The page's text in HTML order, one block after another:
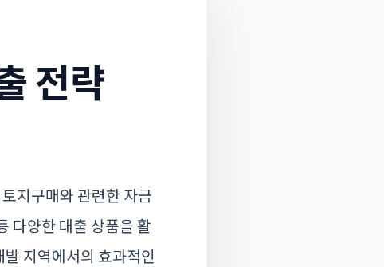
전략
지구매와 관련한 자금
다양한 대출 상품을 활
지역에서의 효과적인